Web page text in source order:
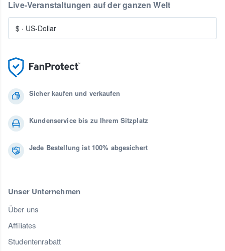
Sicher kaufen und verkaufen
Kundenservice bis zu Ihrem Sitzplatz
Jede Bestellung ist 100% abgesichert
Unser Unternehmen
Über uns
Affiliates
Studentenrabatt
Live-Veranstaltungen auf der ganzen Welt
$ · US-Dollar